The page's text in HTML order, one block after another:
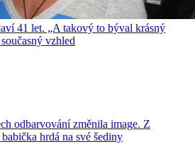
41 let. „A takový to býval krásný
vzhled
odbarvování změnila image. Z
hrdá na své šediny